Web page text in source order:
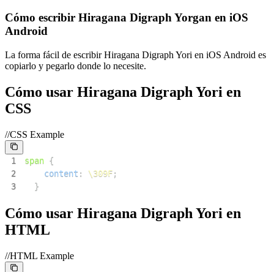
Cómo escribir Hiragana Digraph Yorgan en iOS
Android
La forma fácil de escribir Hiragana Digraph Yori en iOS Android es
copiarlo y pegarlo donde lo necesite.
Cómo usar Hiragana Digraph Yori en
CSS
//CSS Example
1 span {
2
content : \309F;
3
}
Cómo usar Hiragana Digraph Yori en
HTML
//HTML Example